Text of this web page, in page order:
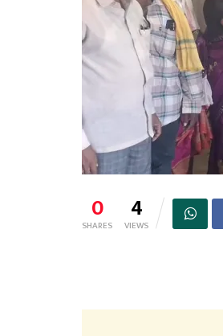
0
SHARES 4
VIEWS